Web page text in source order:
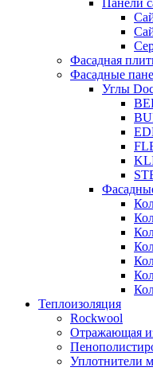
Фасадная
Фасадные
Углы
Теплоизоляция
Rockwool
Отражающая
Уплотнители